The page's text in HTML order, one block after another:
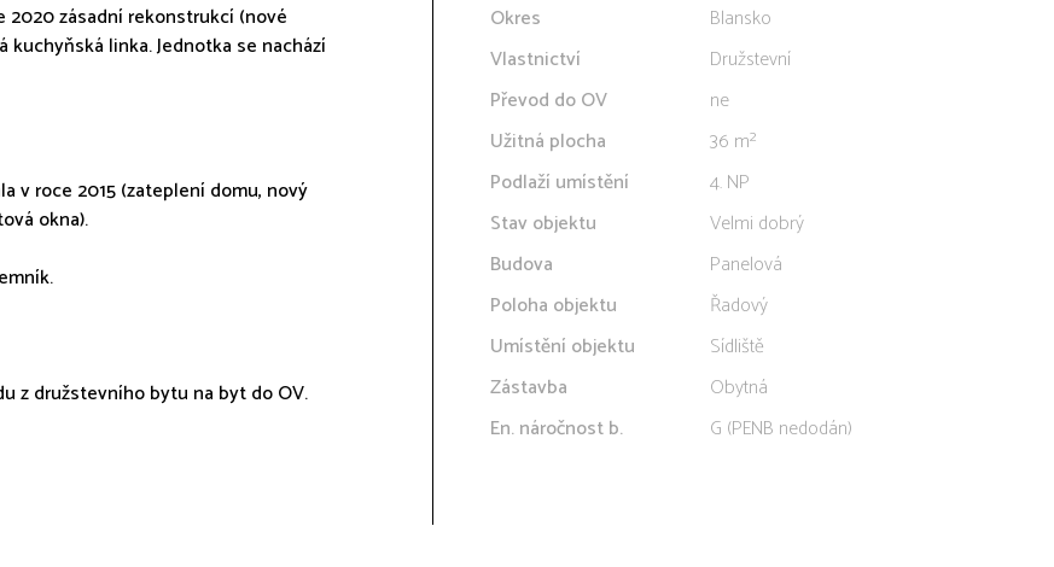
2020 zásadní rekonstrukcí (nové
linka. Jednotka se nachází
v roce 2015 (zateplení domu, nový
okna).
z družstevního bytu na byt do OV.
Okres
Blansko
Vlastnictví
Družstevní
Převod do OV
ne
Užitná plocha
36 m²
Podlaží umístění
4. NP
Stav objektu
Velmi dobrý
Budova
Panelová
Poloha objektu
Řadový
Umístění objektu
Sídliště
Zástavba
Obytná
En. náročnost b.
G (PENB nedodán)